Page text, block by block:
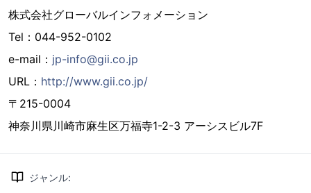
株式会社グローバルインフォメーション
Tel：044-952-0102
e-mail： jp-info@gii.co.jp
URL： http://www.gii.co.jp/
〒215-0004
神奈川県川崎市麻生区万福寺1-2-3 アーシスビル7F
ジャンル: